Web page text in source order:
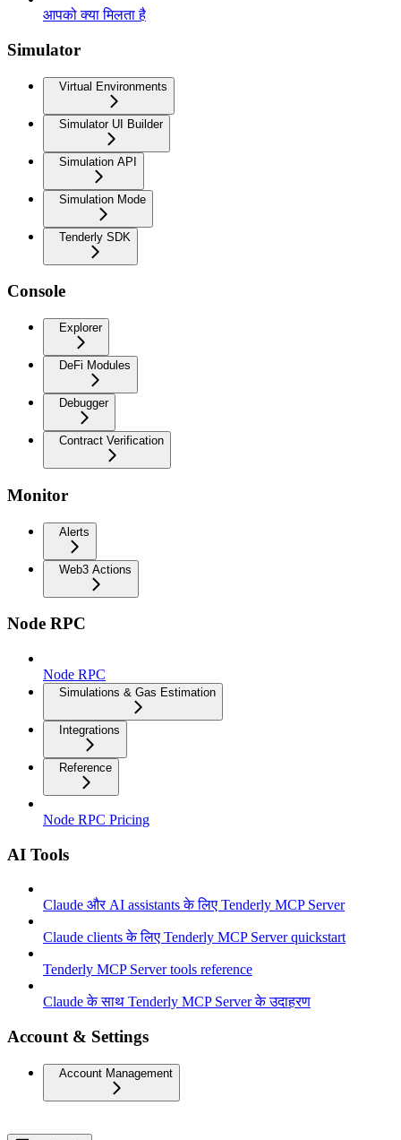
आपको क्या मिलता है
Simulator
Virtual Environments
Simulator UI Builder
Simulation API
Simulation Mode
Tenderly SDK
Console
Explorer
DeFi Modules
Debugger
Contract Verification
Monitor
Alerts
Web3 Actions
Node RPC
Node RPC
Simulations & Gas Estimation
Integrations
Reference
Node RPC Pricing
AI Tools
Claude और AI assistants के लिए Tenderly MCP Server
Claude clients के लिए Tenderly MCP Server quickstart
Tenderly MCP Server tools reference
Claude के साथ Tenderly MCP Server के उदाहरण
Account & Settings
Account Management